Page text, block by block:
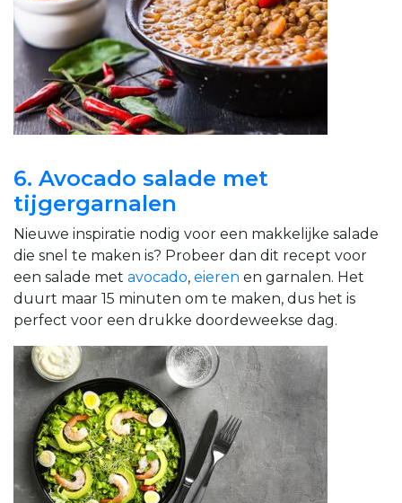
6. Avocado salade met
tijgergarnalen
Nieuwe inspiratie nodig voor een makkelijke salade
die snel te maken is? Probeer dan dit recept voor
een salade met avocado, eieren en garnalen. Het
duurt maar 15 minuten om te maken, dus het is
perfect voor een drukke doordeweekse dag.